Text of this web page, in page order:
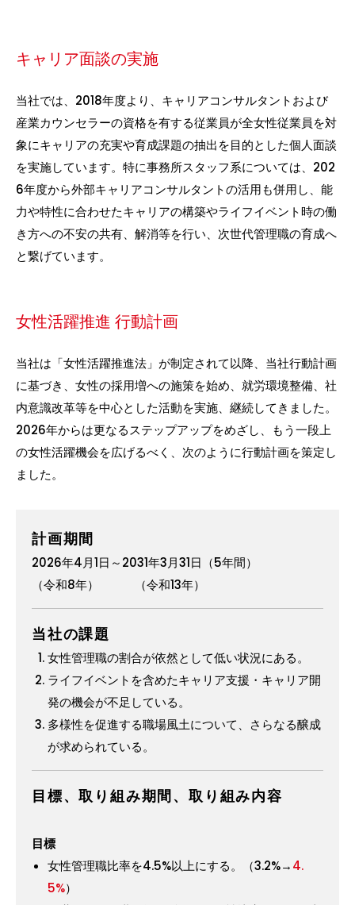
キャリア面談の実施
当社では、2018年度より、キャリアコンサルタントおよび
産業カウンセラーの資格を有する従業員が全女性従業員を対
象にキャリアの充実や育成課題の抽出を目的とした個人面談
を実施しています。特に事務所スタッフ系については、202
6年度から外部キャリアコンサルタントの活用も併用し、能
力や特性に合わせたキャリアの構築やライフイベント時の働
き方への不安の共有、解消等を行い、次世代管理職の育成へ
と繋げています。
女性活躍推進 行動計画
当社は「女性活躍推進法」が制定されて以降、当社行動計画
に基づき、女性の採用増への施策を始め、就労環境整備、社
内意識改革等を中心とした活動を実施、継続してきました。
2026年からは更なるステップアップをめざし、もう一段上
の女性活躍機会を広げるべく、次のように行動計画を策定し
ました。
計画期間
2026年4月1日～2031年3月31日（5年間）
（令和8年） （令和13年）
当社の課題
女性管理職の割合が依然として低い状況にある。
ライフイベントを含めたキャリア支援・キャリア開
発の機会が不足している。
多様性を促進する職場風土について、さらなる醸成
が求められている。
目標、取り組み期間、取り組み内容
目標
女性管理職比率を4.5%以上にする。（3.2%→4.
5%）